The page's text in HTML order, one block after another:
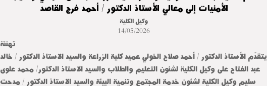
الأمنيات إلى معالي الأستاذ الدكتور / أحمد فرج القاصد
وكيل الكلية
14/05/2026
تهنئة
يتقدّم الأستاذ الدكتور / أحمد صلاح الخولي عميد كلية الزراعة والسيد الاستاذ الدكتور / خالد
عبد الفتاح على وكيل الكلية لشئون التعليم والطلاب والسيد الاستاذ الدكتور/ محمد علوى
سليم وكيل الكلية لشئون خدمة المجتمع وتنمية البيئة والسيد الاستاذ الدكتور / مدحت